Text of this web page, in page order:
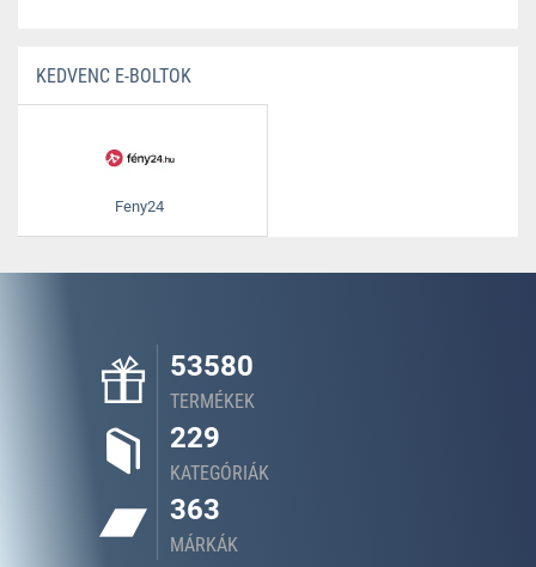
KEDVENC E-BOLTOK
Feny24
53580
TERMÉKEK
229
KATEGÓRIÁK
363
MÁRKÁK